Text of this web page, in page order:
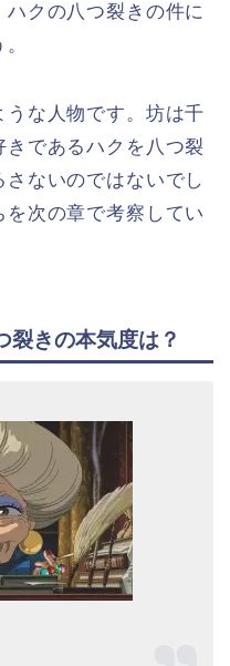
クの八つ裂きの件に
な人物です。坊は千
であるハクを八つ裂
ないのではないでし
を次の章で考察してい
裂きの本気度は？